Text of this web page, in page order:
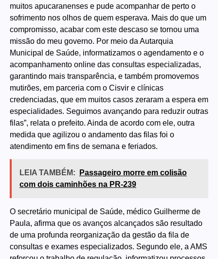
muitos apucaranenses e pude acompanhar de perto o
sofrimento nos olhos de quem esperava. Mais do que um
compromisso, acabar com este descaso se tornou uma
missão do meu governo. Por meio da Autarquia
Municipal de Saúde, informatizamos o agendamento e o
acompanhamento online das consultas especializadas,
garantindo mais transparência, e também promovemos
mutirões, em parceria com o Cisvir e clínicas
credenciadas, que em muitos casos zeraram a espera em
especialidades. Seguimos avançando para reduzir outras
filas”, relata o prefeito. Ainda de acordo com ele, outra
medida que agilizou o andamento das filas foi o
atendimento em fins de semana e feriados.
LEIA TAMBÉM:
Passageiro morre em colisão
com dois caminhões na PR-239
O secretário municipal de Saúde, médico Guilherme de
Paula, afirma que os avanços alcançados são resultado
de uma profunda reorganização da gestão da fila de
consultas e exames especializados. Segundo ele, a AMS